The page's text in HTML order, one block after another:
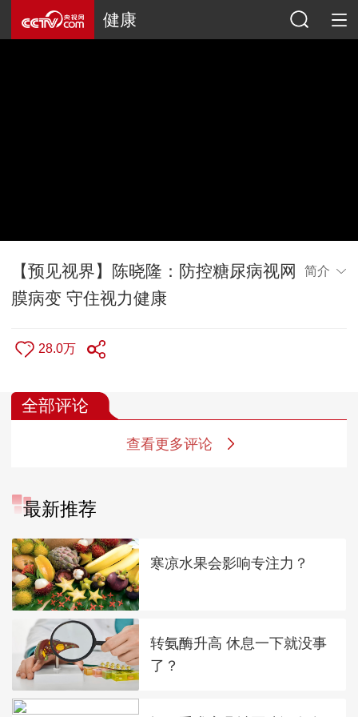
健康
【预见视界】陈晓隆：防控糖尿病视网
膜病变 守住视力健康
简介
28.0万
全部评论
查看更多评论
最新推荐
寒凉水果会影响专注力？
转氨酶升高 休息一下就没事
了？